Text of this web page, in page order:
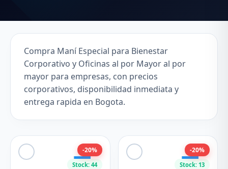
Compra Maní Especial para Bienestar
Corporativo y Oficinas al por Mayor al por
mayor para empresas, con precios
corporativos, disponibilidad inmediata y
entrega rapida en Bogota.
Stock: 44
-20%
Stock: 13
-20%